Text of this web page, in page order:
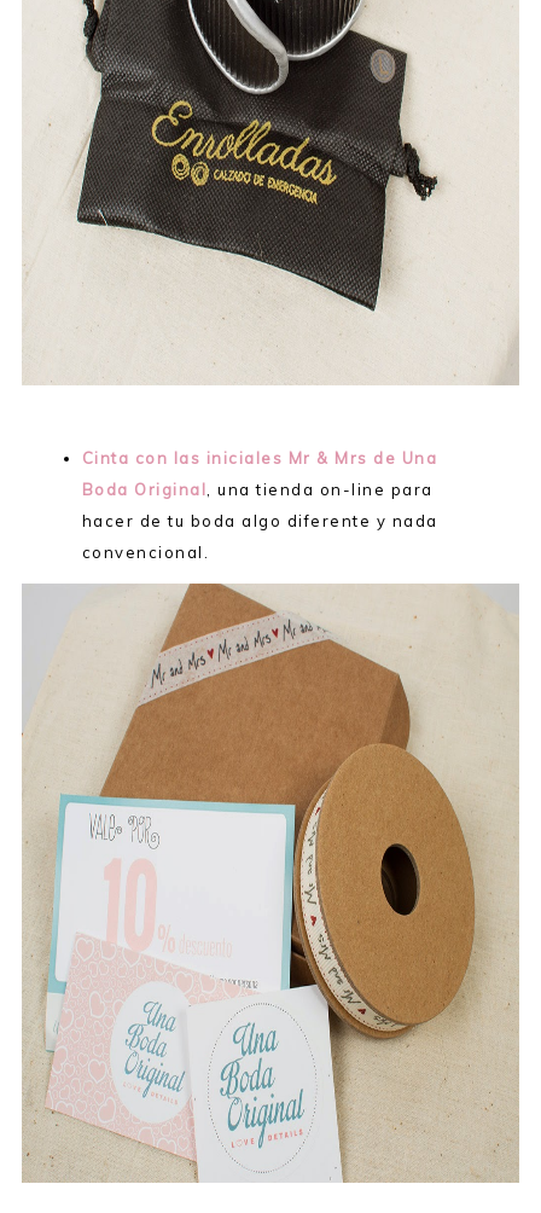
Cinta con las iniciales Mr & Mrs de Una
Boda Original, una tienda on-line para
hacer de tu boda algo diferente y nada
convencional.